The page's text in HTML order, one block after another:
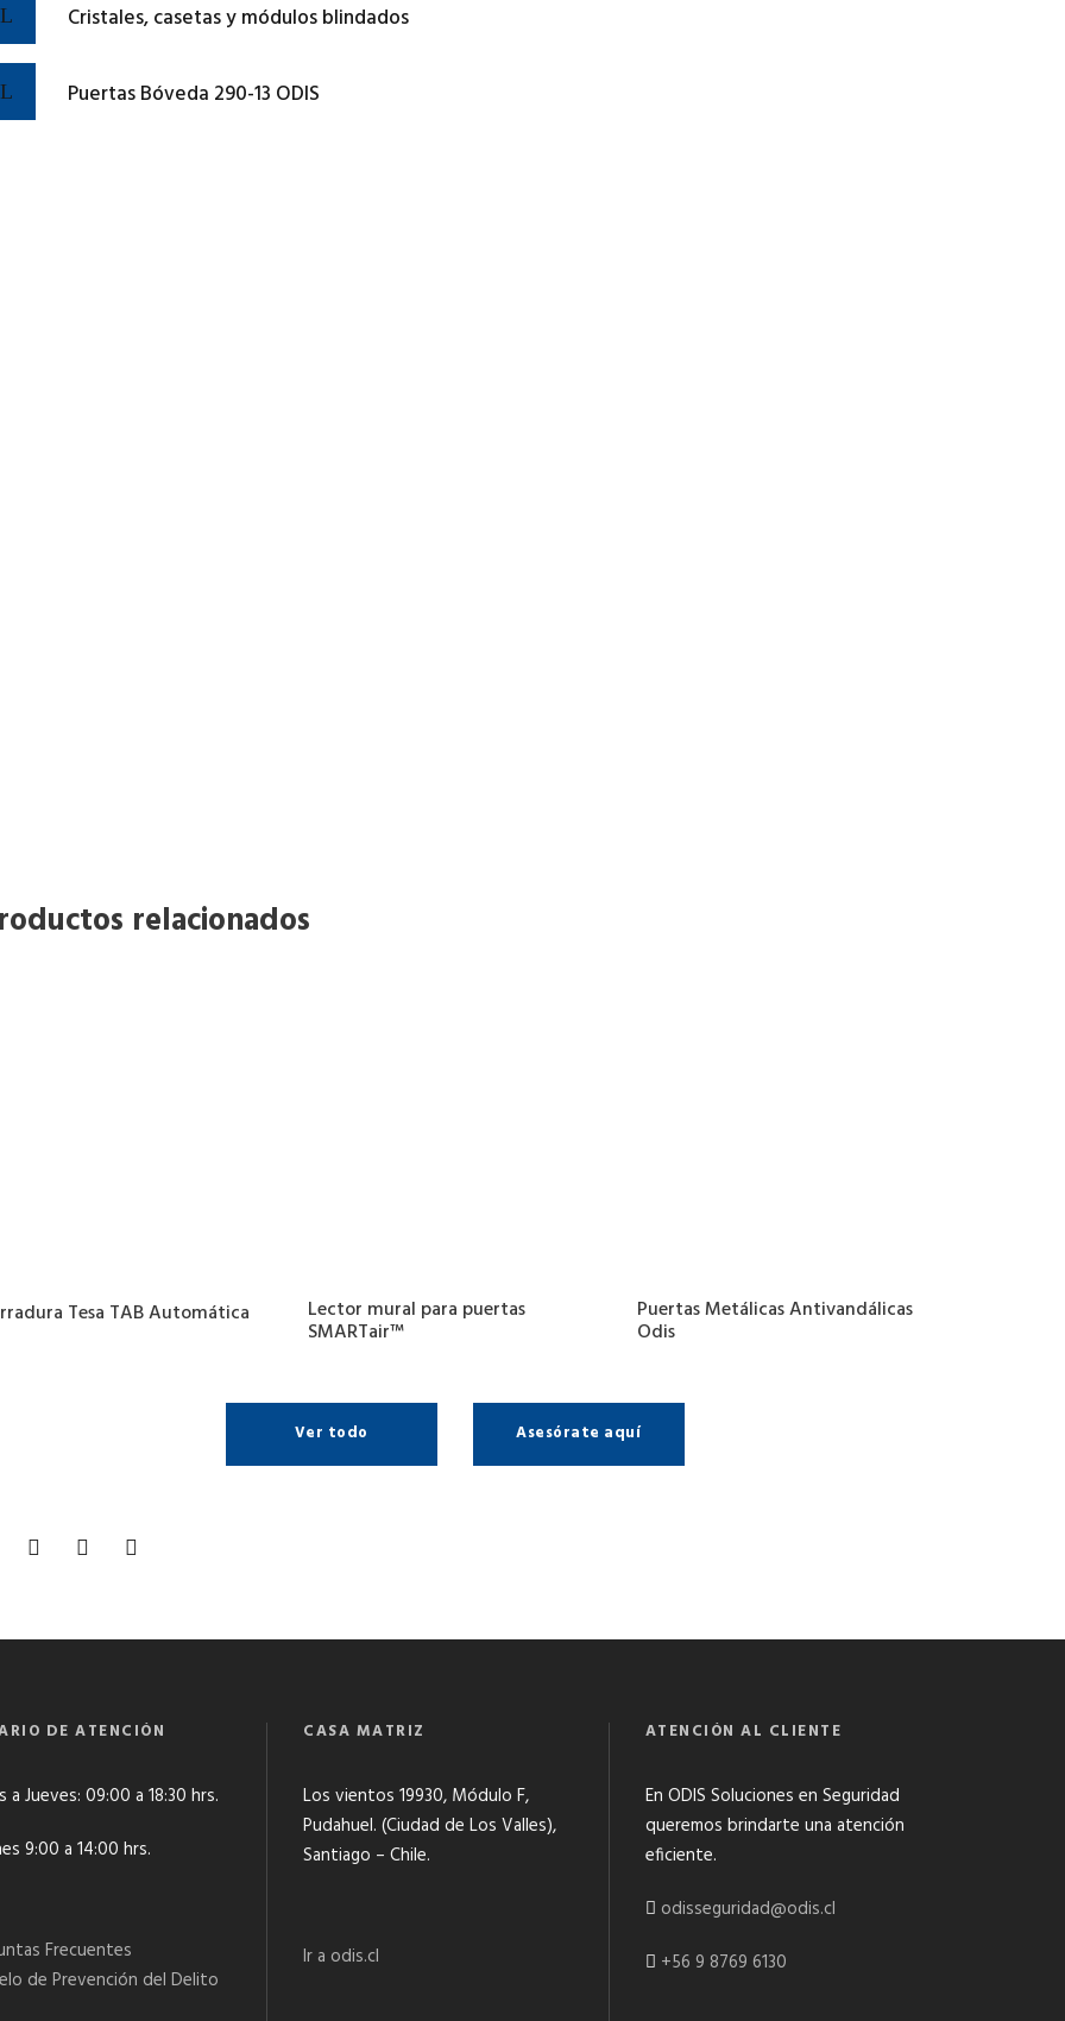
Cristales, casetas y módulos blindados
Puertas Bóveda 290-13 ODIS
relacionados
Tesa TAB Automática Lector mural para puertas
SMARTair™
Puertas Metálicas Antivandálicas
Odis
Ver todo Asesórate aquí
DE ATENCIÓN
a Jueves: 09:00 a 18:30 hrs.
9:00 a 14:00 hrs.
Frecuentes
de Prevención del Delito
CASA MATRIZ
Los vientos 19930, Módulo F,
Pudahuel. (Ciudad de Los Valles),
Santiago – Chile.
Ir a odis.cl
ATENCIÓN AL CLIENTE
En ODIS Soluciones en Seguridad
queremos brindarte una atención
eficiente.
odisseguridad@odis.cl
+56 9 8769 6130